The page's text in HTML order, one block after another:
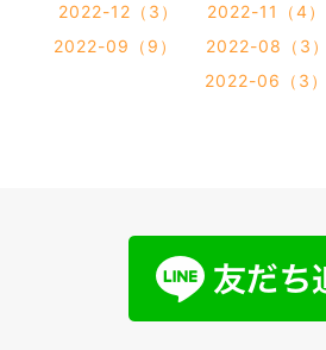
2022-12（3）
2022-11（4）
2022-09（9）
2022-08（3）
2022-06（3）